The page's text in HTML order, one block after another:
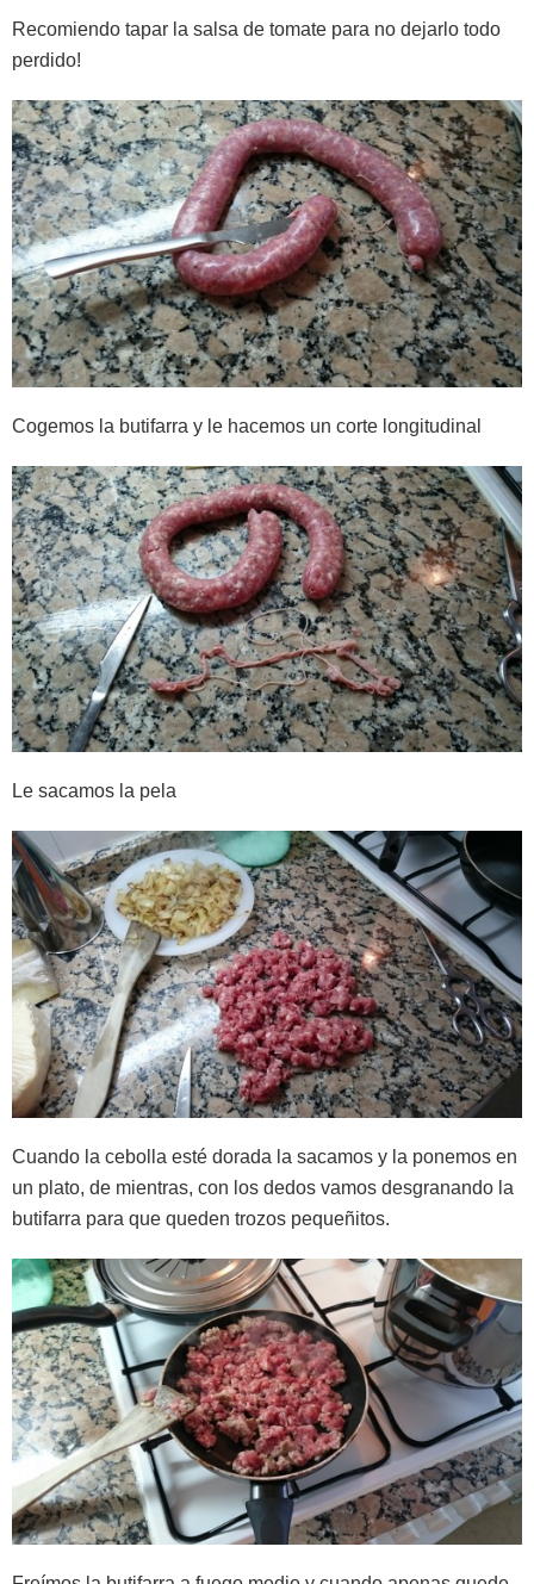
Recomiendo tapar la salsa de tomate para no dejarlo todo
perdido!
Cogemos la butifarra y le hacemos un corte longitudinal
Le sacamos la pela
Cuando la cebolla esté dorada la sacamos y la ponemos en
un plato, de mientras, con los dedos vamos desgranando la
butifarra para que queden trozos pequeñitos.